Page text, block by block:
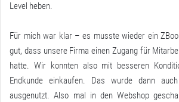
Level heben.
Für mich war klar – es musste wieder ein
gut, dass unsere Firma einen Zugang für
hatte. Wir konnten also mit besseren
Endkunde einkaufen. Das wurde dann
ausgenutzt. Also mal in den Webshop